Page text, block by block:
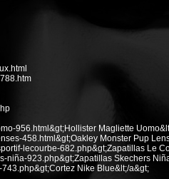
956.html&gt;Hollister Magliette
458.html&gt;Oakley Monster Pup
lecourbe-682.php&gt;Zapatillas Le
niña-923.php&gt;Zapatillas Skechers
Nike Blue&lt;/a&gt;